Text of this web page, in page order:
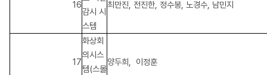
16
감시 시
스템
최만진, 전진한, 정수봉, 노경수, 남민지
17
화상회
의시스
템(스몰
양두희, 이정훈